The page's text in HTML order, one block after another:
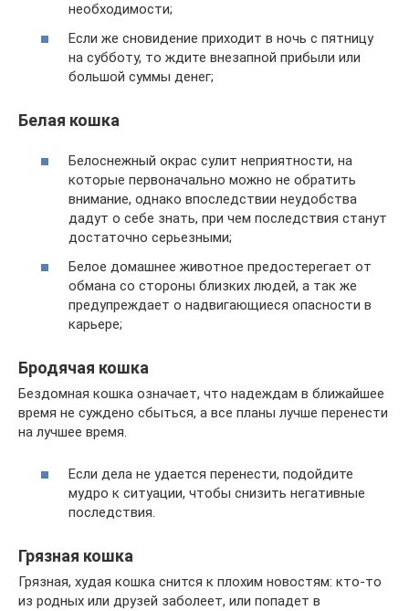
необходимости;
Если же сновидение приходит в ночь с пятницу
на субботу, то ждите внезапной прибыли или
большой суммы денег;
Белая кошка
Белоснежный окрас сулит неприятности, на
которые первоначально можно не обратить
внимание, однако впоследствии неудобства
дадут о себе знать, при чем последствия станут
достаточно серьезными;
Белое домашнее животное предостерегает от
обмана со стороны близких людей, а так же
предупреждает о надвигающиеся опасности в
карьере;
Бродячая кошка
Бездомная кошка означает, что надеждам в ближайшее
время не суждено сбыться, а все планы лучше перенести
на лучшее время.
Если дела не удается перенести, подойдите
мудро к ситуации, чтобы снизить негативные
последствия.
Грязная кошка
Грязная, худая кошка снится к плохим новостям: кто-то
из родных или друзей заболеет, или попадет в